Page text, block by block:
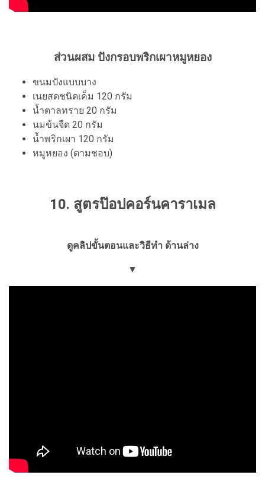
ส่วนผสม ปังกรอบพริกเผาหมูหยอง
ขนมปังแบบบาง
เนยสดชนิดเค็ม 120 กรัม
น้ำตาลทราย 20 กรัม
นมข้นจืด 20 กรัม
น้ำพริกเผา 120 กรัม
หมูหยอง (ตามชอบ)
10. สูตรป๊อปคอร์นคาราเมล
ดูคลิปขั้นตอนและวิธีทำ ด้านล่าง
▼